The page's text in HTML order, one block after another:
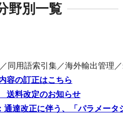
野別一覧
用語索引集／海外輸出管理
容の訂正はこちら
送料改定のお知らせ
通達改正に伴う、「パラメー